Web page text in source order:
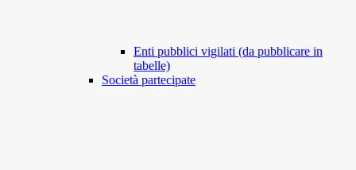
Enti pubblici vigilati (da pubblicare in
tabelle)
Società partecipate